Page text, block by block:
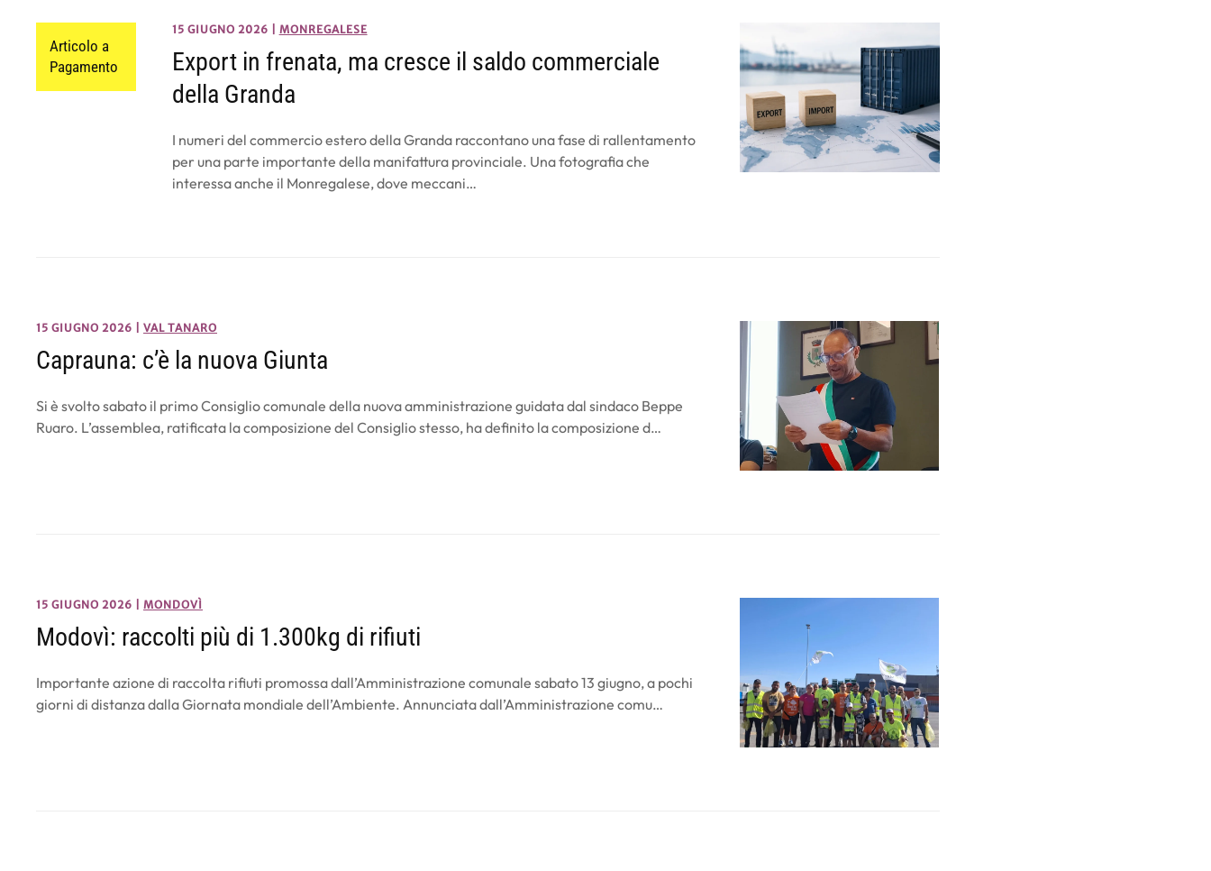
Articolo a
Pagamento
15 GIUGNO 2026 MONREGALESE
Export in frenata, ma cresce il saldo commerciale
della Granda
I numeri del commercio estero della Granda raccontano una fase di rallentamento
per una parte importante della manifattura provinciale. Una fotografia che
interessa anche il Monregalese, dove meccani…
15 GIUGNO 2026 VAL TANARO
Caprauna: c’è la nuova Giunta
Si è svolto sabato il primo Consiglio comunale della nuova amministrazione guidata dal sindaco Beppe
Ruaro. L’assemblea, ratificata la composizione del Consiglio stesso, ha definito la composizione d…
15 GIUGNO 2026 MONDOVÌ
Modovì: raccolti più di 1.300kg di rifiuti
Importante azione di raccolta rifiuti promossa dall’Amministrazione comunale sabato 13 giugno, a pochi
giorni di distanza dalla Giornata mondiale dell’Ambiente. Annunciata dall’Amministrazione comu…